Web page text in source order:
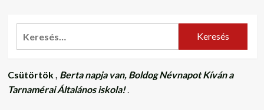
Csütörtök, Berta napja van, Boldog Névnapot Kíván a
Tarnamérai Általános iskola!.